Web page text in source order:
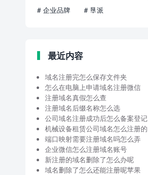
# 企业品牌
# 垦派
最近内容
域名注册完怎么保存文件夹
怎么在电脑上申请域名注册微信
注册域名真假怎么查
注册域名后缀名称怎么选
公司域名注册成功后怎么备案登记
机械设备租赁公司域名怎么注册的
端口映射需要注册域名吗怎么弄
企业微信怎么注册域名账号
新注册的域名删除了怎么办呢
域名删除了怎么还能注册呢苹果